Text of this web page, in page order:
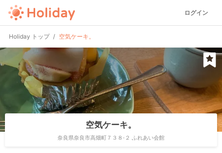
ログイン
Holiday トップ 空気ケーキ。
空気ケーキ。
奈良県奈良市高畑町７３８-２ ふれあい会館